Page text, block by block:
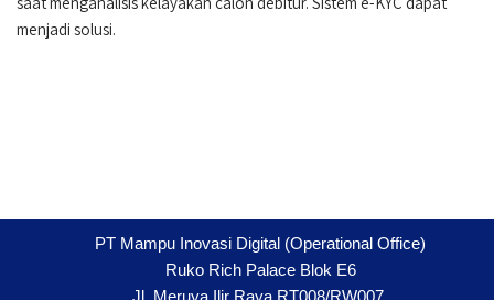
menjadi solusi.
PT Mampu Inovasi Digital (Operational Office)
Ruko Rich Palace Blok E6